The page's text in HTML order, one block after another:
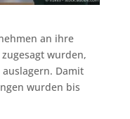
an ihre
wurden,
Damit
wurden bis